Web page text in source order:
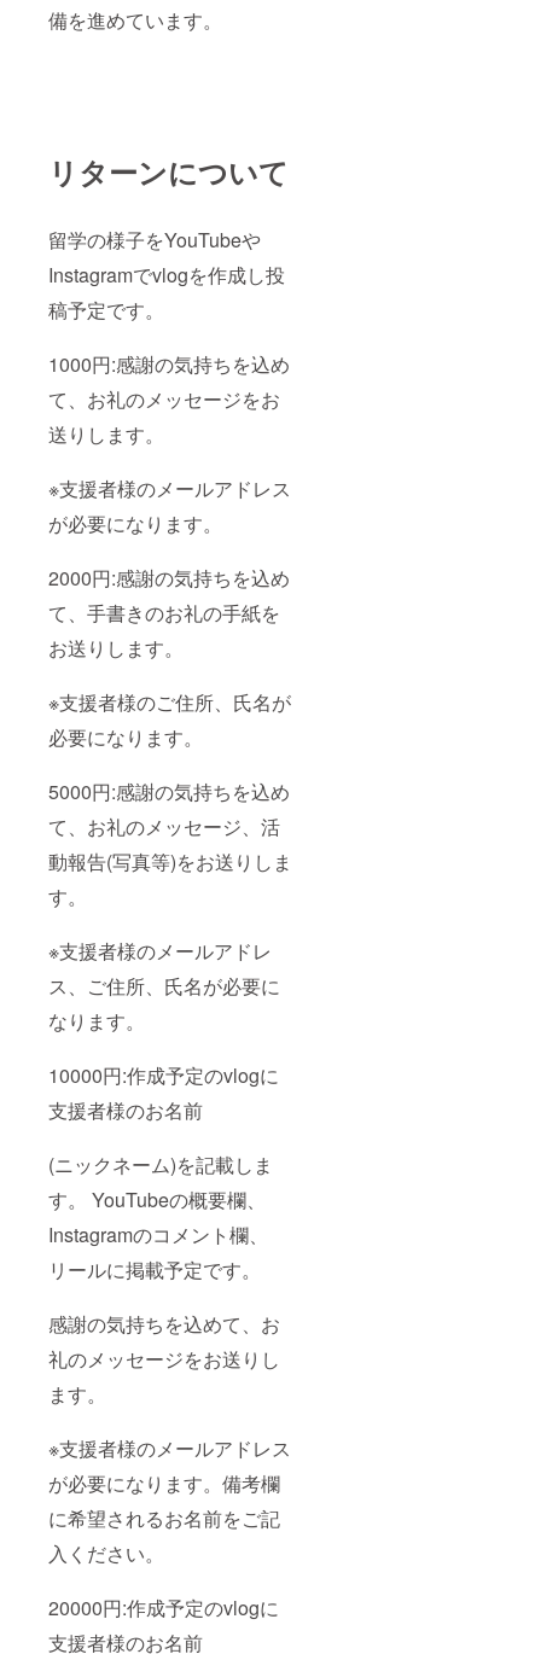
備を進めています。
リターンについて
留学の様子をYouTubeや
Instagramでvlogを作成し投
稿予定です。
1000円:感謝の気持ちを込め
て、お礼のメッセージをお
送りします。
※支援者様のメールアドレス
が必要になります。
2000円:感謝の気持ちを込め
て、手書きのお礼の手紙を
お送りします。
※支援者様のご住所、氏名が
必要になります。
5000円:感謝の気持ちを込め
て、お礼のメッセージ、活
動報告(写真等)をお送りしま
す。
※支援者様のメールアドレ
ス、ご住所、氏名が必要に
なります。
10000円:作成予定のvlogに
支援者様のお名前
(ニックネーム)を記載しま
す。 YouTubeの概要欄、
Instagramのコメント欄、
リールに掲載予定です。
感謝の気持ちを込めて、お
礼のメッセージをお送りし
ます。
※支援者様のメールアドレス
が必要になります。備考欄
に希望されるお名前をご記
入ください。
20000円:作成予定のvlogに
支援者様のお名前